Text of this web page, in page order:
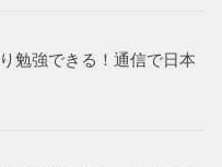
勉強できる！通信で日本